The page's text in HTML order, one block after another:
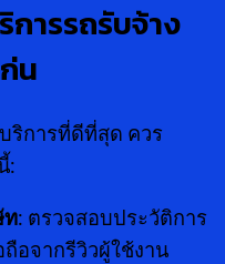
การรถรับจ้าง
น
ริการที่ดีที่สุด ควร
:
ท: ตรวจสอบประวัติการ
อจากรีวิวผู้ใช้งาน